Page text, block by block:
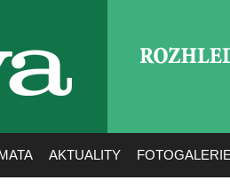
AKTUALITY